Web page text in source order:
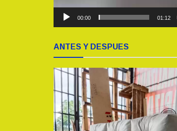
00:00 01:12
ANTES Y DESPUES